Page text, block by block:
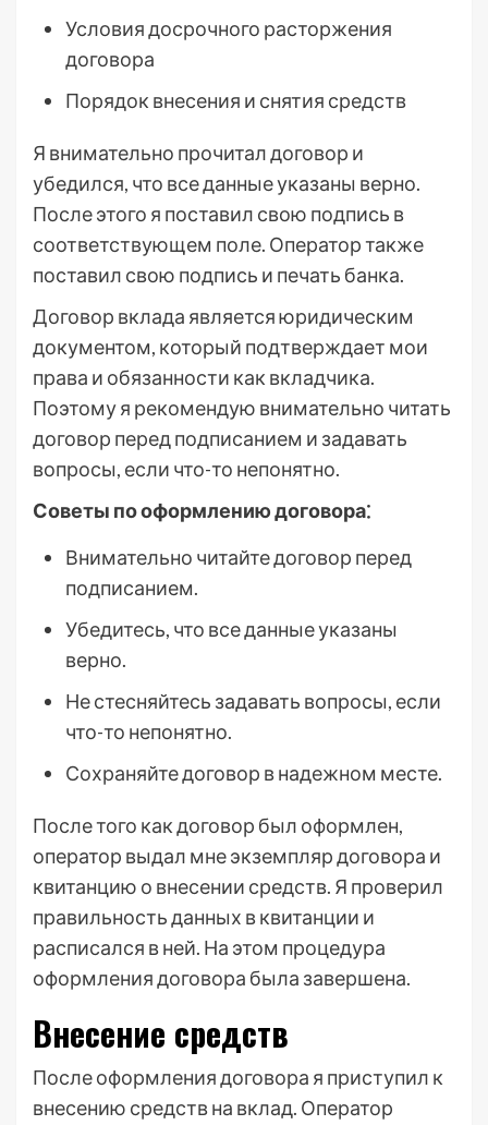
Условия досрочного расторжения
договора
Порядок внесения и снятия средств
Я внимательно прочитал договор и
убедился, что все данные указаны верно.
После этого я поставил свою подпись в
соответствующем поле. Оператор также
поставил свою подпись и печать банка.
Договор вклада является юридическим
документом, который подтверждает мои
права и обязанности как вкладчика.
Поэтому я рекомендую внимательно читать
договор перед подписанием и задавать
вопросы, если что-то непонятно.
Советы по оформлению договора⁚
Внимательно читайте договор перед
подписанием.
Убедитесь, что все данные указаны
верно.
Не стесняйтесь задавать вопросы, если
что-то непонятно.
Сохраняйте договор в надежном месте.
После того как договор был оформлен,
оператор выдал мне экземпляр договора и
квитанцию о внесении средств. Я проверил
правильность данных в квитанции и
расписался в ней. На этом процедура
оформления договора была завершена.
Внесение средств
После оформления договора я приступил к
внесению средств на вклад. Оператор